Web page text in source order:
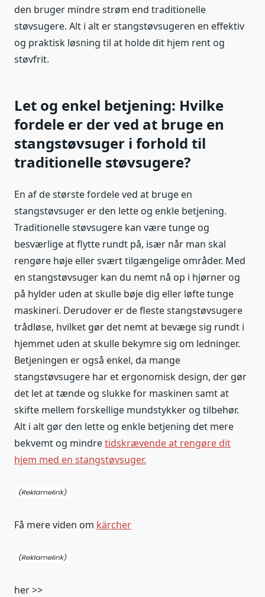
den bruger mindre strøm end traditionelle
støvsugere. Alt i alt er stangstøvsugeren en effektiv
og praktisk løsning til at holde dit hjem rent og
støvfrit.
Let og enkel betjening: Hvilke
fordele er der ved at bruge en
stangstøvsuger i forhold til
traditionelle støvsugere?
En af de største fordele ved at bruge en
stangstøvsuger er den lette og enkle betjening.
Traditionelle støvsugere kan være tunge og
besværlige at flytte rundt på, især når man skal
rengøre høje eller svært tilgængelige områder. Med
en stangstøvsuger kan du nemt nå op i hjørner og
på hylder uden at skulle bøje dig eller løfte tunge
maskineri. Derudover er de fleste stangstøvsugere
trådløse, hvilket gør det nemt at bevæge sig rundt i
hjemmet uden at skulle bekymre sig om ledninger.
Betjeningen er også enkel, da mange
stangstøvsugere har et ergonomisk design, der gør
det let at tænde og slukke for maskinen samt at
skifte mellem forskellige mundstykker og tilbehør.
Alt i alt gør den lette og enkle betjening det mere
bekvemt og mindretidskrævende at rengøre dit
hjem med en stangstøvsuger.
Få mere viden om kärcher
her >>